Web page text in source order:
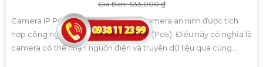
Giá Bán: 633,000 ₫
Camera IP POEVP-153D là một loại camera an ninh được tích
hợp công nghệ Power over Ethernet (PoE). Điều này có nghĩa là
camera có thể nhận nguồn điện và truyền dữ liệu qua cùng...